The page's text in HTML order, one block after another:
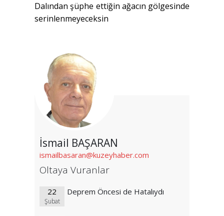
Dalından şüphe ettiğin ağacın gölgesinde
serinlenmeyeceksin
İsmail BAŞARAN
ismailbasaran@kuzeyhaber.com
Oltaya Vuranlar
22
Şubat
Deprem Öncesi de Hatalıydı